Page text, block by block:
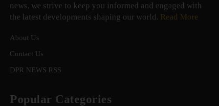
news, we strive to keep you informed and engaged with
the latest developments shaping our world. Read More
About Us
Contact Us
DPR NEWS RSS
Popular Categories